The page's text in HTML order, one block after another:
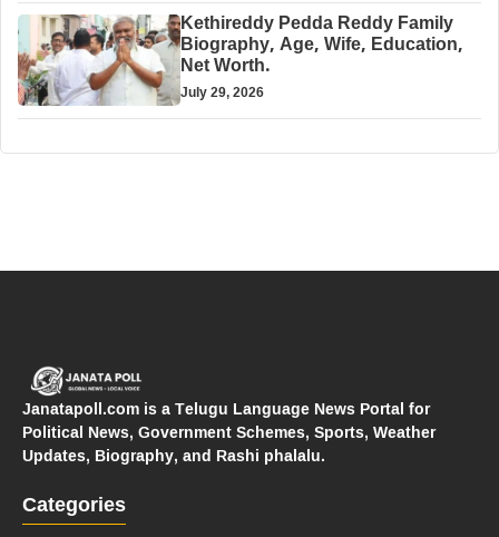
Kethireddy Pedda Reddy Family
Biography, Age, Wife, Education,
Net Worth.
July 29, 2026
Janatapoll.com is a Telugu Language News Portal for
Political News, Government Schemes, Sports, Weather
Updates, Biography, and Rashi phalalu.
Categories